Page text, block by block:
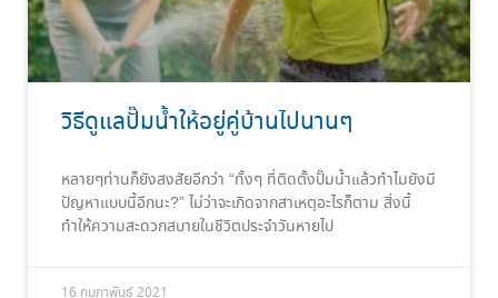
วิธีดูแลปั๊มน้ำให้อยู่คู่บ้านไปนานๆ
หลายๆท่านก็ยังสงสัยอีกว่า “ทั้งๆ ที่ติดตั้งปั๊มน้ำแล้วทำไมยังมี
ปัญหาแบบนี้อีกนะ?” ไม่ว่าจะเกิดจากสาเหตุอะไรก็ตาม สิ่งนี้
ทำให้ความสะดวกสบายในชีวิตประจำวันหายไป
16 กุมภาพันธ์ 2021